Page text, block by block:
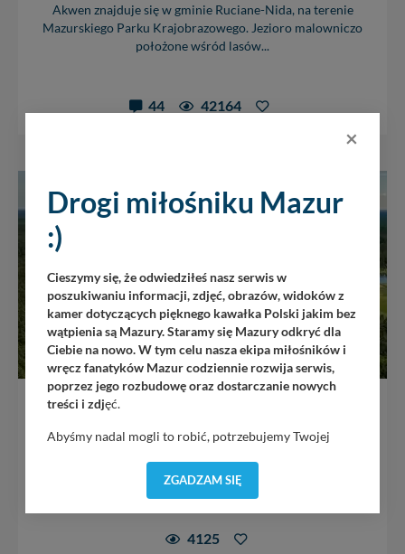
Akwen znajduje się w gminie Ruciane-Nida, na terenie
Mazurskiego Parku Krajobrazowego. Jezioro malowniczo
położone wśród lasów...
44 42164
Jezioro Kołowinek jest usytułowane w pobliżu drogi
wojewódzkiej 610 (Ukta – Piecki), w gminie Piecki – tuż
przy osadzie...
4125
×
Drogi miłośniku Mazur
:)
Cieszymy się, że odwiedziłeś nasz serwis w
poszukiwaniu informacji, zdjęć, obrazów, widoków z
kamer dotyczących pięknego kawałka Polski jakim bez
wątpienia są Mazury. Staramy się Mazury odkryć dla
Ciebie na nowo. W tym celu nasza ekipa miłośników i
wręcz fanatyków Mazur codziennie rozwija serwis,
poprzez jego rozbudowę oraz dostarczanie nowych
treści i zdjęć.
Abyśmy nadal mogli to robić, potrzebujemy Twojej
dostosować do Twoich preferencji. Twoje dane (w tym
pliki cookies) będą zapisywane w celu usprawnienia
Bezpieczeństwo Twoich danych jest dla nas
ZGADZAM SIĘ